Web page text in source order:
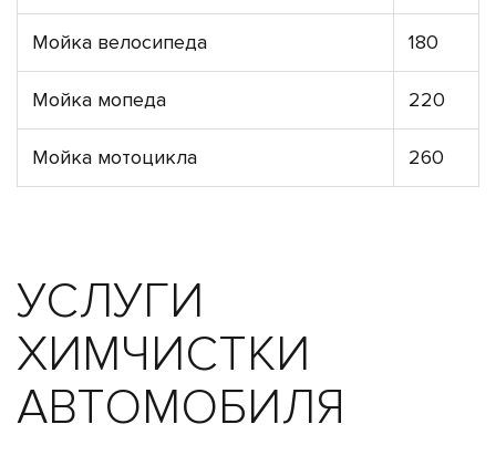
Мойка велосипеда 180
Мойка мопеда 220
Мойка мотоцикла 260
УСЛУГИ
ХИМЧИСТКИ
АВТОМОБИЛЯ